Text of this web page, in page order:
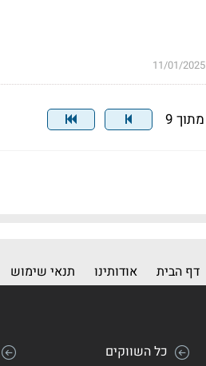
11/01/2025
דף הבית אודותינו תנאי שימוש
כל השווקים